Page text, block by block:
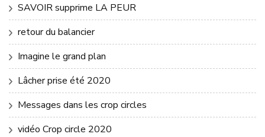
SAVOIR supprime LA PEUR
retour du balancier
Imagine le grand plan
Lâcher prise été 2020
Messages dans les crop circles
vidéo Crop circle 2020